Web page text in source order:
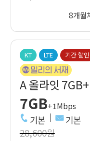
8개월
KT LTE 기간 할인
A 올라잇
7GB+1Mbps
기본 기본
28,600원